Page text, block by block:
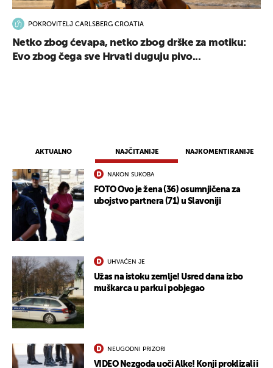
AKTUALNO NAJČITANIJE NAJKOMENTIRANIJE
NAKON SUKOBA
FOTO Ovo je žena (36) osumnjičena za
ubojstvo partnera (71) u Slavoniji
UHVAĆEN JE
Užas na istoku zemlje! Usred dana izbo
muškarca u parku i pobjegao
NEUGODNI PRIZORI
VIDEO Nezgoda uoči Alke! Konji proklizali i
POKROVITELJ CARLSBERG CROATIA
Netko zbog ćevapa, netko zbog drške za motiku:
Evo zbog čega sve Hrvati duguju pivo...